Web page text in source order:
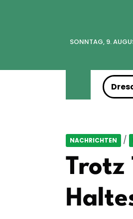
SONNTAG, 9.
NACHRICHTEN /
Trotz